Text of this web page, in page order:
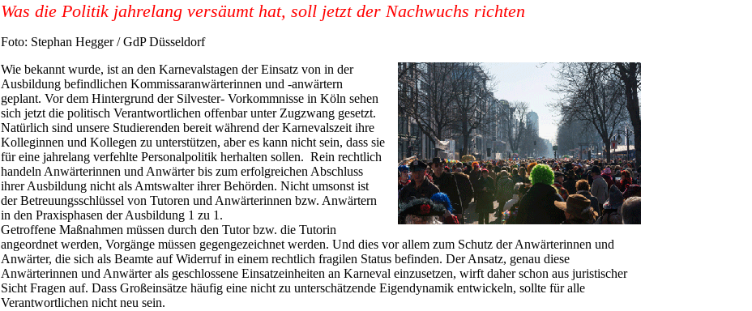
Was die Politik jahrelang versäumt hat, soll jetzt der Nachwuchs richten
Foto: Stephan Hegger / GdP Düsseldorf
Wie bekannt wurde, ist an den Karnevalstagen der Einsatz von in der
Ausbildung befindlichen Kommissaranwärterinnen und -anwärtern
geplant. Vor dem Hintergrund der Silvester- Vorkommnisse in Köln sehen
sich jetzt die politisch Verantwortlichen offenbar unter Zugzwang gesetzt.
Natürlich sind unsere Studierenden bereit während der Karnevalszeit ihre
Kolleginnen und Kollegen zu unterstützen, aber es kann nicht sein, dass sie
für eine jahrelang verfehlte Personalpolitik herhalten sollen. Rein rechtlich
handeln Anwärterinnen und Anwärter bis zum erfolgreichen Abschluss
ihrer Ausbildung nicht als Amtswalter ihrer Behörden. Nicht umsonst ist
der Betreuungsschlüssel von Tutoren und Anwärterinnen bzw. Anwärtern
in den Praxisphasen der Ausbildung 1 zu 1.
Getroffene Maßnahmen müssen durch den Tutor bzw. die Tutorin
angeordnet werden, Vorgänge müssen gegengezeichnet werden. Und dies vor allem zum Schutz der Anwärterinnen und
Anwärter, die sich als Beamte auf Widerruf in einem rechtlich fragilen Status befinden. Der Ansatz, genau diese
Anwärterinnen und Anwärter als geschlossene Einsatzeinheiten an Karneval einzusetzen, wirft daher schon aus juristischer
Sicht Fragen auf. Dass Großeinsätze häufig eine nicht zu unterschätzende Eigendynamik entwickeln, sollte für alle
Verantwortlichen nicht neu sein.